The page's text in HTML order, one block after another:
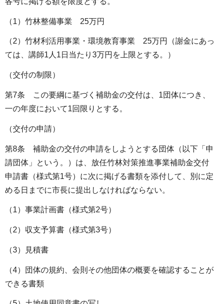
（1）竹林整備事業 25万円
（2）竹材利活用事業・環境教育事業 25万円（謝金にあっ
ては、講師1人1日当たり3万円を上限とする。）
（交付の制限）
第7条 この要綱に基づく補助金の交付は、1団体につき、
一の年度において1回限りとする。
（交付の申請）
第8条 補助金の交付の申請をしようとする団体（以下「申
請団体」という。）は、放任竹林対策推進事業補助金交付
申請書（様式第1号）に次に掲げる書類を添付して、別に定
める日までに市長に提出しなければならない。
（1）事業計画書（様式第2号）
（2）収支予算書（様式第3号）
（3）見積書
（4）団体の規約、会則その他団体の概要を確認することが
できる書類